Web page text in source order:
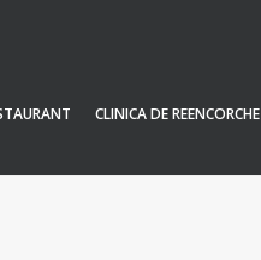
CLINICA DE REENCORCHE